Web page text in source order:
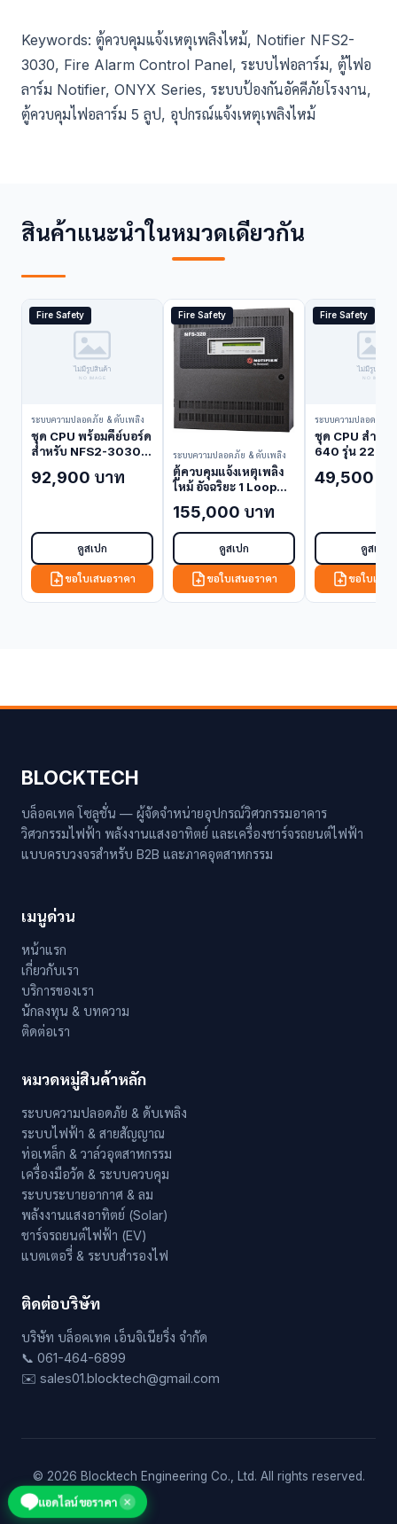
Keywords: ตู้ควบคุมแจ้งเหตุเพลิงไหม้, Notifier NFS2-
3030, Fire Alarm Control Panel, ระบบไฟอลาร์ม, ตู้ไฟอ
ลาร์ม Notifier, ONYX Series, ระบบป้องกันอัคคีภัยโรงงาน,
ตู้ควบคุมไฟอลาร์ม 5 ลูป, อุปกรณ์แจ้งเหตุเพลิงไหม้
สินค้าแนะนำในหมวดเดียวกัน
Fire Safety
ระบบความปลอดภัย & ดับเพลิง
ชุด CPU พร้อมคีย์บอร์ด
สำหรับ NFS2-3030
(Power Supply /
92,900 บาท
ดูสเปก
ขอใบเสนอราคา
Fire Safety
ระบบความปลอดภัย & ดับเพลิง
ตู้ควบคุมแจ้งเหตุเพลิง
ไหม้ อัจฉริยะ 1 Loop
NFS2-640 (Fire
Alarm Control
155,000 บาท
ดูสเปก
ขอใบเสนอราคา
Fire Safety
ระบบความปลอดภัย &
ชุด CPU สำหรั
640 รุ่น 220V
/ Panel
49,500 บ
ดูสเปก
ขอใบเสน
BLOCKTECH
บล็อคเทค โซลูชั่น — ผู้จัดจำหน่ายอุปกรณ์วิศวกรรมอาคาร
วิศวกรรมไฟฟ้า พลังงานแสงอาทิตย์ และเครื่องชาร์จรถยนต์ไฟฟ้า
แบบครบวงจรสำหรับ B2B และภาคอุตสาหกรรม
เมนูด่วน
หน้าแรก
เกี่ยวกับเรา
บริการของเรา
นักลงทุน & บทความ
ติดต่อเรา
หมวดหมู่สินค้าหลัก
ระบบความปลอดภัย & ดับเพลิง
ระบบไฟฟ้า & สายสัญญาณ
ท่อเหล็ก & วาล์วอุตสาหกรรม
เครื่องมือวัด & ระบบควบคุม
ระบบระบายอากาศ & ลม
พลังงานแสงอาทิตย์ (Solar)
ชาร์จรถยนต์ไฟฟ้า (EV)
แบตเตอรี่ & ระบบสำรองไฟ
ติดต่อบริษัท
บริษัท บล็อคเทค เอ็นจิเนียริ่ง จำกัด
📞 061-464-6899
✉️ sales01.blocktech@gmail.com
© 2026 Blocktech Engineering Co., Ltd. All rights reserved.
แอดไลน์ขอราคา ✕